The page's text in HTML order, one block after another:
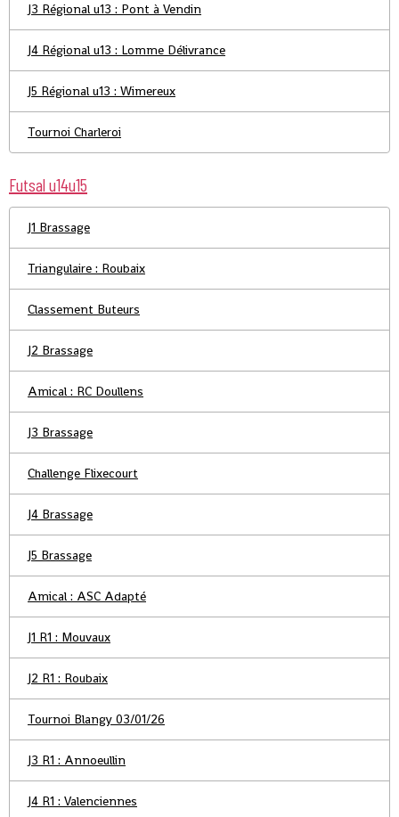
J3 Régional u13 : Pont à Vendin
J4 Régional u13 : Lomme Délivrance
J5 Régional u13 : Wimereux
Tournoi Charleroi
Futsal u14u15
J1 Brassage
Triangulaire : Roubaix
Classement Buteurs
J2 Brassage
Amical : RC Doullens
J3 Brassage
Challenge Flixecourt
J4 Brassage
J5 Brassage
Amical : ASC Adapté
J1 R1 : Mouvaux
J2 R1 : Roubaix
Tournoi Blangy 03/01/26
J3 R1 : Annoeullin
J4 R1 : Valenciennes